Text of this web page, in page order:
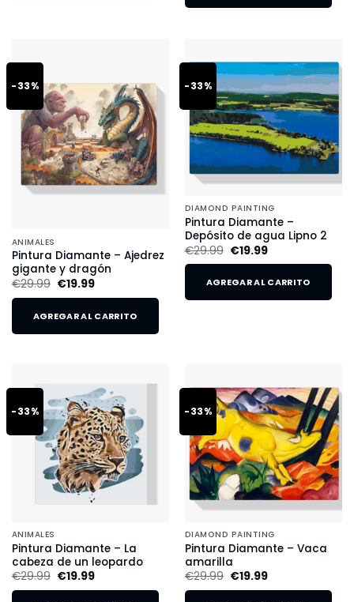
-33%
ANIMALES
Pintura Diamante – Ajedrez
gigante y dragón
€29.99 €19.99
AGREGAR AL CARRITO
-33%
DIAMOND PAINTING
Pintura Diamante –
Depósito de agua Lipno 2
€29.99 €19.99
AGREGAR AL CARRITO
-33%
ANIMALES
Pintura Diamante – La
cabeza de un leopardo
€29.99 €19.99
-33%
DIAMOND PAINTING
Pintura Diamante – Vaca
amarilla
€29.99 €19.99